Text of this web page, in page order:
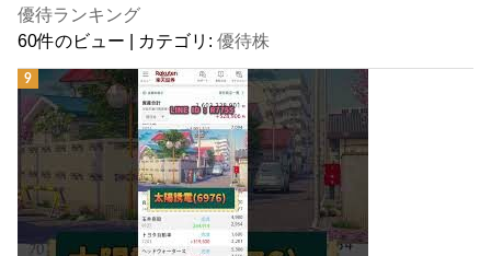
優待ランキング
60件のビュー | カテゴリ:優待株